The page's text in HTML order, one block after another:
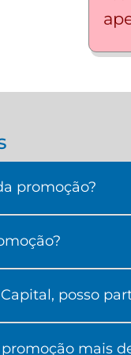
promoção?
posso
mais